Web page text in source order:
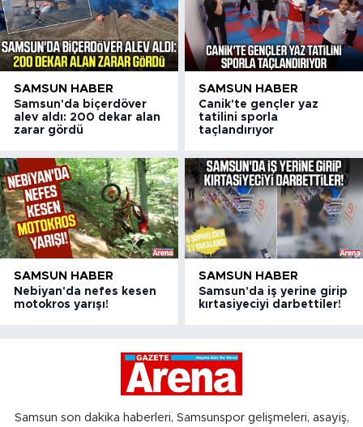
SAMSUN HABER
Samsun'da biçerdöver
alev aldı: 200 dekar alan
zarar gördü
SAMSUN HABER
Canik'te gençler yaz
tatilini sporla
taçlandırıyor
SAMSUN HABER
Nebiyan'da nefes kesen
motokros yarışı!
SAMSUN HABER
Samsun'da iş yerine girip
kırtasiyeciyi darbettiler!
Samsun son dakika haberleri, Samsunspor gelişmeleri, asayiş,